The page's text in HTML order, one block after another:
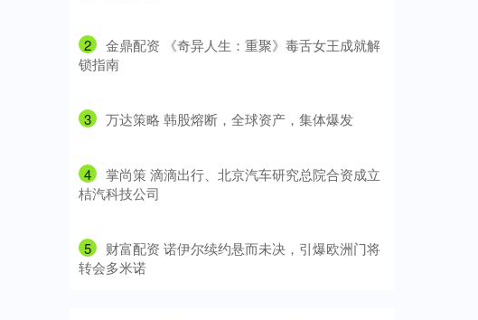
2
​金鼎配资 《奇异人生：重聚》毒舌女王成就解
锁指南
3 ​万达策略 韩股熔断，全球资产，集体爆发
4
​掌尚策 滴滴出行、北京汽车研究总院合资成立
桔汽科技公司
5
​财富配资 诺伊尔续约悬而未决，引爆欧洲门将
转会多米诺